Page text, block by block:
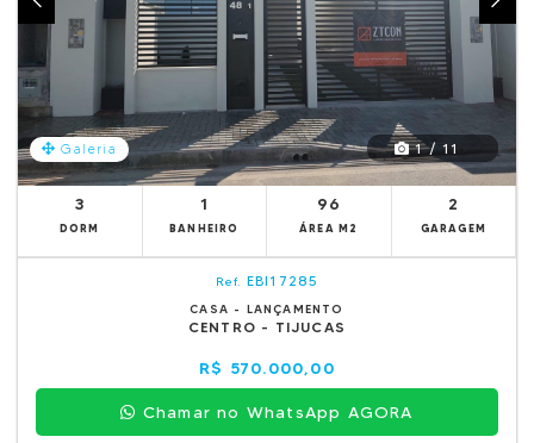
Galeria 1 / 11
3
DORM
1
BANHEIRO
96
ÁREA M2
2
GARAGEM
Ref. EBI17285
CASA - LANÇAMENTO
CENTRO - TIJUCAS
R$ 570.000,00
Chamar no WhatsApp AGORA